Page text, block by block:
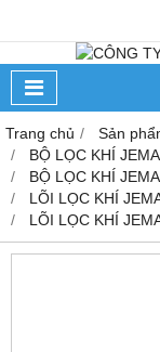
Trang chủ Sản
BỘ LỌC KHÍ
BỘ LỌC KHÍ
LÕI LỌC KHÍ
LÕI LỌC KHÍ